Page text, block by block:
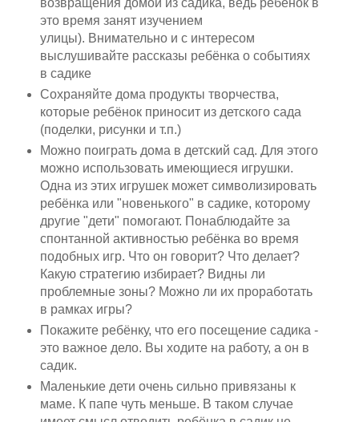
возвращения домой из садика, ведь ребёнок в
это время занят изучением
улицы). Внимательно и с интересом
выслушивайте рассказы ребёнка о событиях
в садике
Сохраняйте дома продукты творчества,
которые ребёнок приносит из детского сада
(поделки, рисунки и т.п.)
Можно поиграть дома в детский сад. Для этого
можно использовать имеющиеся игрушки.
Одна из этих игрушек может символизировать
ребёнка или "новенького" в садике, которому
другие "дети" помогают. Понаблюдайте за
спонтанной активностью ребёнка во время
подобных игр. Что он говорит? Что делает?
Какую стратегию избирает? Видны ли
проблемные зоны? Можно ли их проработать
в рамках игры?
Покажите ребёнку, что его посещение садика -
это важное дело. Вы ходите на работу, а он в
садик.
Маленькие дети очень сильно привязаны к
маме. К папе чуть меньше. В таком случае